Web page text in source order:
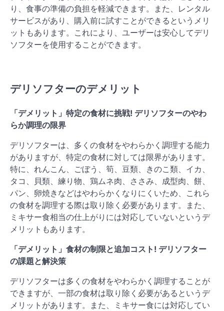
り、食事の準備の負担を軽減できます。また、レンタル
サービスがあり、購入前に試すことができるというメリ
ットもあります。これにより、ユーザーは安心してデリ
ソフターを使用することができます。
デリソフターのデメリット
「デメリット」特定の食材に挑戦! デリソフターのやわ
らか調理の限界
デリソフターは、多くの食材をやわらかく調理する能力
がありますが、特定の食材に対しては限界があります。
特に、れんこん、ごぼう、筍、豆類、きのこ類、イカ、
タコ、貝類、練り物、鶏ムネ肉、ささみ、成型肉、餅、
パン、卵焼きなどはやわらかくなりにくいため、これら
の食材を調理する際は取り除く必要があります。また、
ミキサー食相当の仕上がりには対応していないというデ
メリットもあります。
「デメリット」食材の制限と追加コスト! デリソフター
の課題と解決策
デリソフターは多くの食材をやわらかく調理することが
できますが、一部の食材は取り除く必要があるというデ
メリットがあります。また、ミキサー食には対応してい